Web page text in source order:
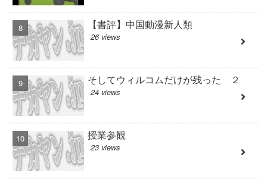
【書評】中国動漫新人類
26 views
そしてウィルコムだけが残った ２
24 views
授業参観
23 views